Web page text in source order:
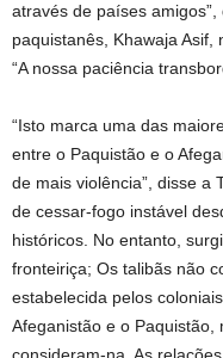
através de países
paquistanês, Khawaja Asif,
“A nossa paciência
“Isto marca uma das
entre o Paquistão e o
de mais violência”, disse a
de cessar-fogo instável
históricos. No entanto,
fronteiriça; Os talibãs não
estabelecida pelos
Afeganistão e o